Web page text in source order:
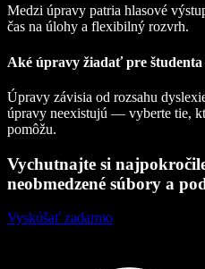
Medzi úpravy patria hlasové
čas na úlohy a flexibilný rozvrh.
Aké úpravy žiadať pre študenta
Úpravy závisia od rozsahu
úpravy neexistujú — vyberte tie,
pomôžu.
Vychutnajte si
neobmedzené súbory a
Vyskúšať zadarmo